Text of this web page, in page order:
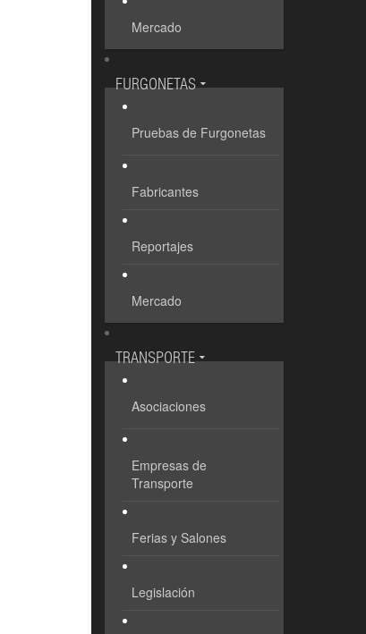
Mercado
FURGONETAS
Pruebas de Furgonetas
Fabricantes
Reportajes
Mercado
TRANSPORTE
Asociaciones
Empresas de
Transporte
Ferias y Salones
Legislación